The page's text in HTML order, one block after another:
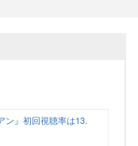
ン』初回視聴率は13.